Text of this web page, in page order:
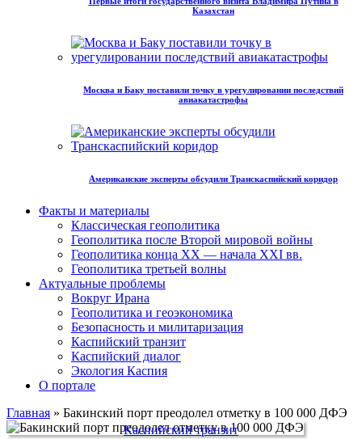
Казахстан
Москва и Баку поставили точку в урегулировании последствий
авиакатастрофы
Американские эксперты обсудили Транскаспийский коридор
Факты и материалы
Классическая геополитика
Геополитика после Второй мировой войны
Геополитика конца XX — начала XXI вв.
Геополитика третьей волны
Актуальные проблемы
Вокруг Ирана
Геополитика и геоэкономика
Безопасность и милитаризация
Каспийский транзит
Каспийский диалог
Экология Каспия
О портале
Главная » Бакинский порт преодолел отметку в 100 000 ДФЭ
Каспийский транзит